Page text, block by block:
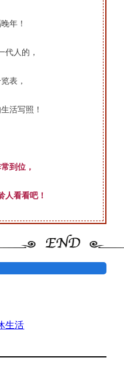
年！
代人的，
表，
活写照！
到位，
人看看吧！
生活